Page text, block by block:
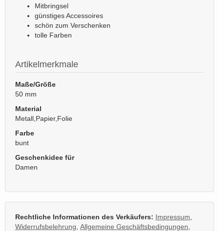
Mitbringsel
günstiges Accessoires
schön zum Verschenken
tolle Farben
Artikelmerkmale
Maße/Größe
50 mm
Material
Metall,Papier,Folie
Farbe
bunt
Geschenkidee für
Damen
Rechtliche Informationen des Verkäufers: Impressum
Widerrufsbelehrung Allgemeine Geschäftsbedingungen